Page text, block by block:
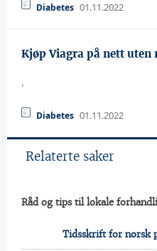
Diabetes 01.11.2022
Kjøp Viagra på nett uten
.
Diabetes 01.11.2022
Relaterte saker
Råd og tips til lokale
Tidsskrift for norsk